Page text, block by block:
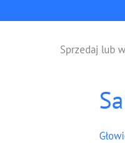
Sprzedaj lub